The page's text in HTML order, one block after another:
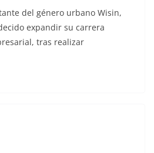
del género urbano Wisin,
expandir su carrera
tras realizar